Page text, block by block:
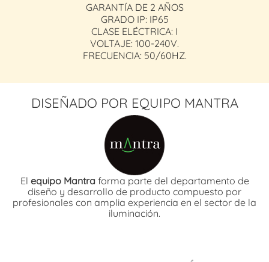
GARANTÍA DE 2 AÑOS
GRADO IP: IP65
CLASE ELÉCTRICA: I
VOLTAJE: 100-240V.
FRECUENCIA: 50/60HZ.
DISEÑADO POR EQUIPO MANTRA
El equipo Mantra forma parte del departamento de
diseño y desarrollo de producto compuesto por
profesionales con amplia experiencia en el sector de la
iluminación.